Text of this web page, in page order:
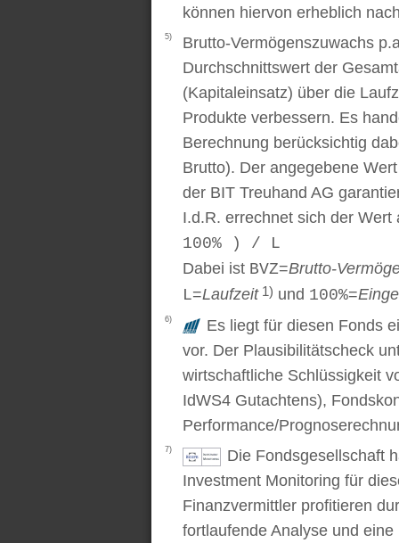
können hiervon erheblich
5)
Brutto-Vermögenszuwachs
Durchschnittswert der
(Kapitaleinsatz) über die
Produkte verbessern. Es
Berechnung berücksichtig
Brutto). Der angegebene
der BIT Treuhand AG
I.d.R. errechnet sich der
100% ) / L
Dabei ist BVZ=Brutto-
L=Laufzeit1) und 100%=
6)
Es liegt für diesen Fonds
vor. Der Plausibilitätscheck
wirtschaftliche Schlüssigkeit
IdWS4 Gutachtens),
Performance/
7)
Die Fondsgesellschaft
Investment Monitoring für
Finanzvermittler profitieren
fortlaufende Analyse und